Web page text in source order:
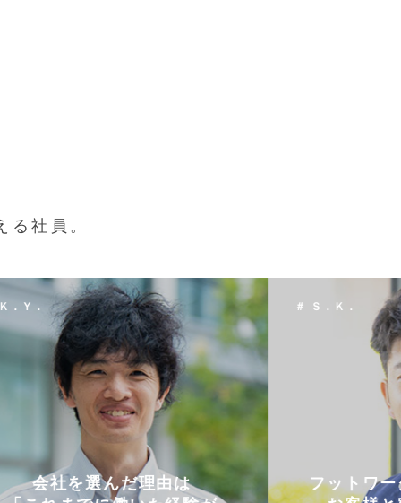
社員。
．Ｋ．
ットワークの軽さを活かし
＃ Ｔ．Ｈ．
仕事と